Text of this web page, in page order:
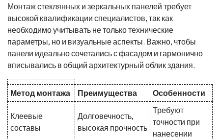
Монтаж стеклянных и зеркальных панелей требует
высокой квалификации специалистов, так как
необходимо учитывать не только технические
параметры, но и визуальные аспекты. Важно, чтобы
панели идеально сочетались с фасадом и гармонично
вписывались в общий архитектурный облик здания.
Метод монтажа Преимущества Особенности
Клеевые
составы
Долговечность,
высокая прочность
Требуют
точности при
нанесении